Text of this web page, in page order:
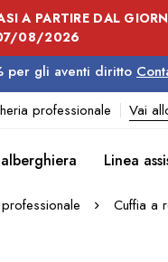
PARTIRE DAL
08/2026
per gli aventi diritto
professionale
Vai
Linea
Cuffia a